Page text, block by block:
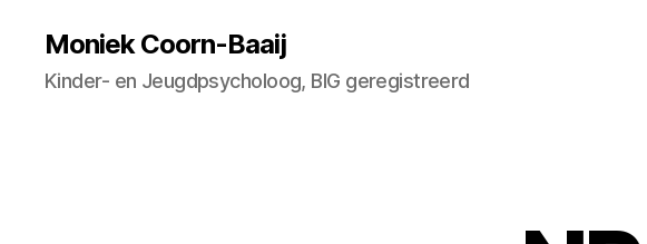
Moniek Coorn-Baaij
Kinder- en Jeugdpsycholoog, BIG geregistreerd